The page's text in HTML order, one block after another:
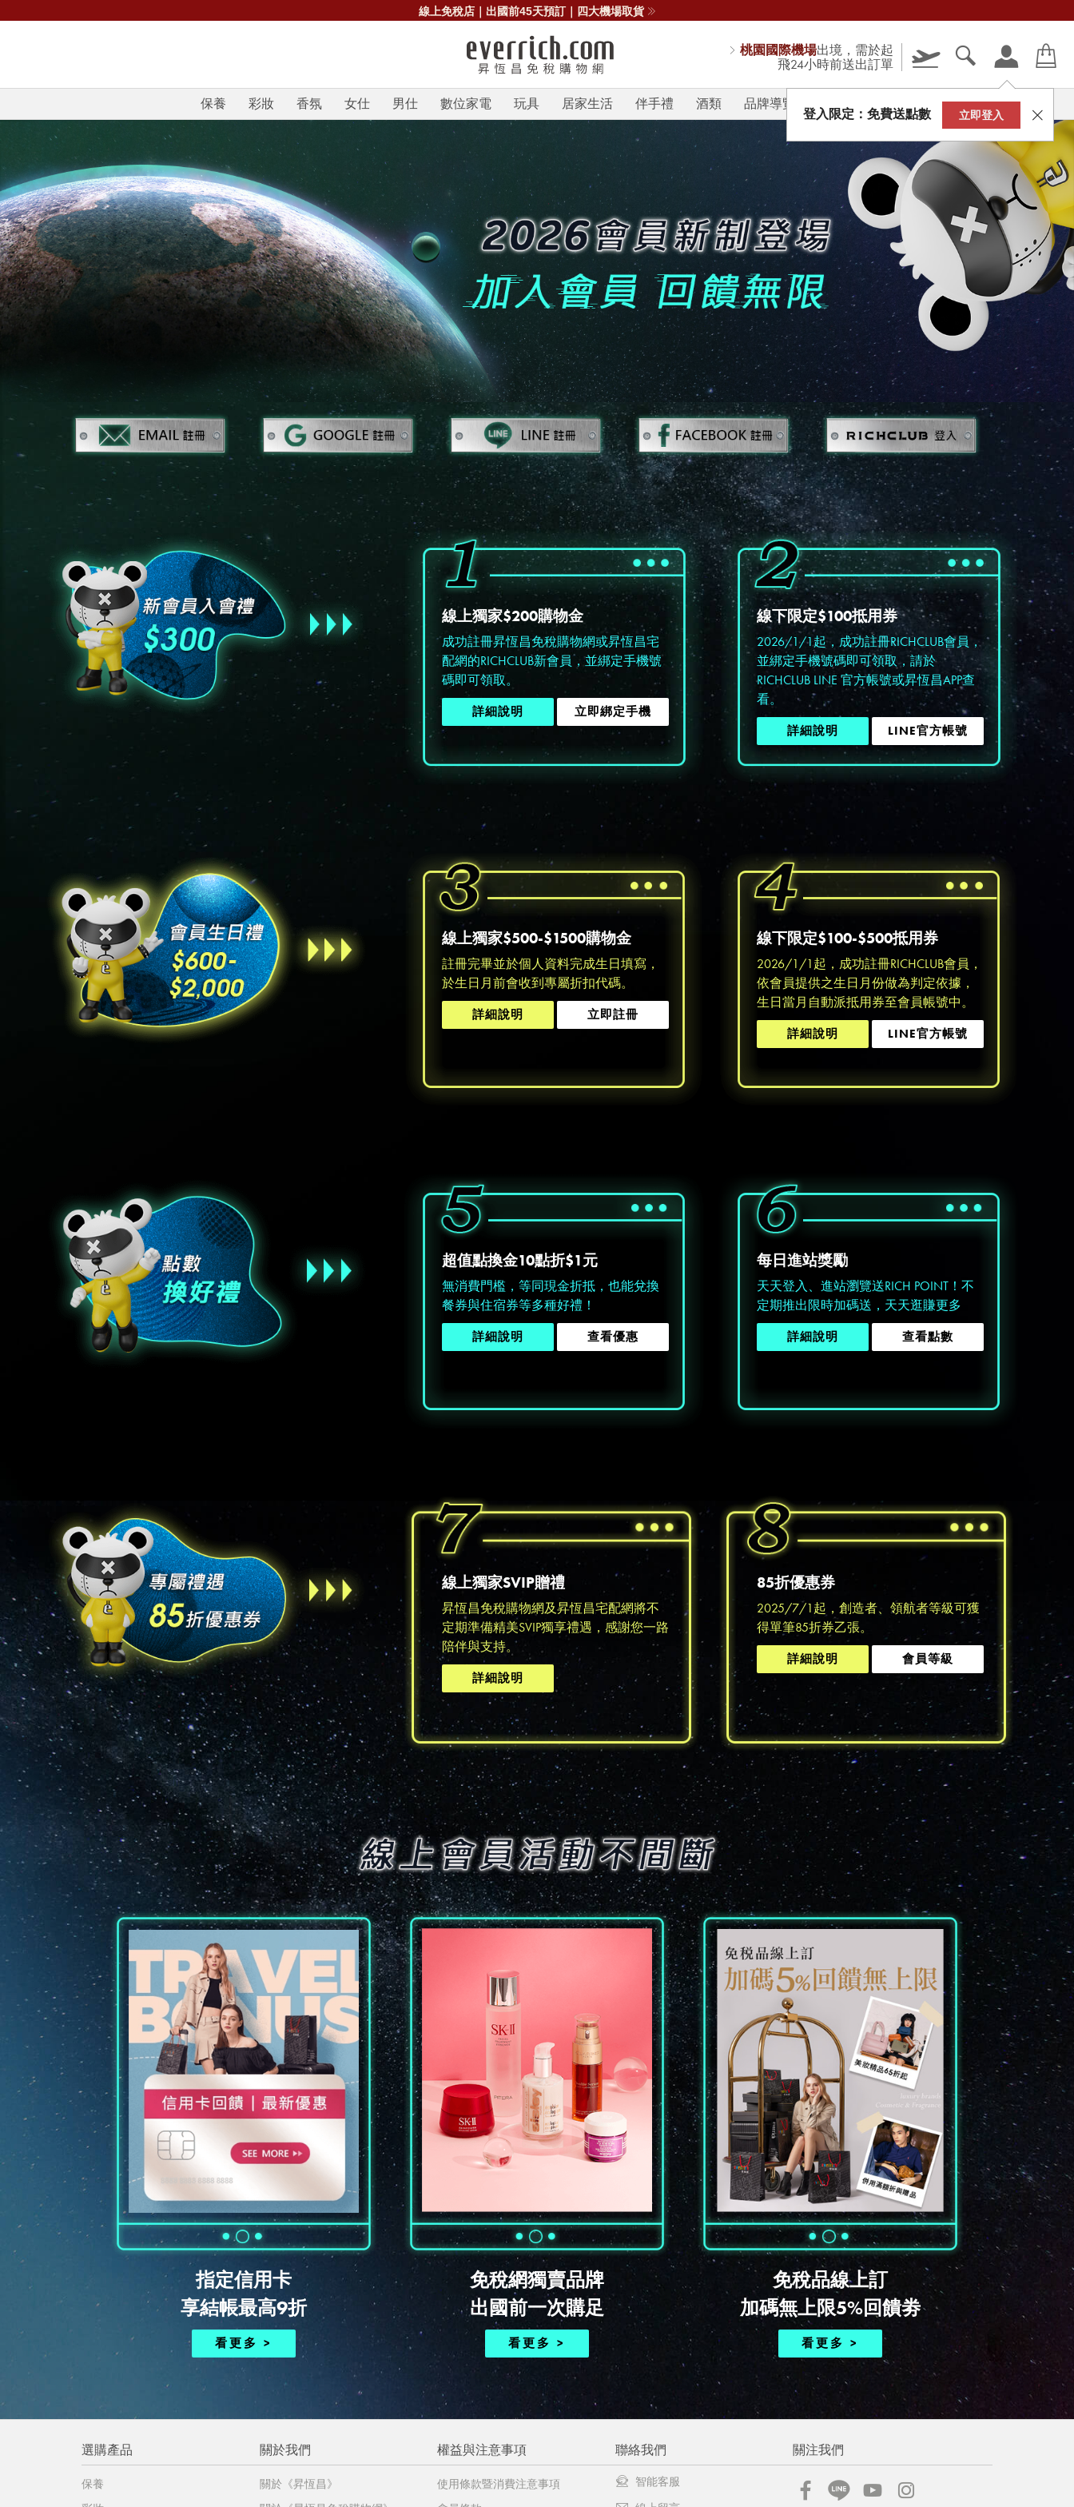
News 台中 / 高雄機場出發，最高贈11,111點
桃園國際機場出境，需於起
飛24小時前送出訂單
登入限定：免費送點數 立即登入
保養 彩妝 香氛 女仕 男仕 數位家電 玩具 居家生活 伴手禮 酒類 品牌導覽 V-STORY
請選擇您的搭機地點
免稅品線上預訂服務限國際線出境旅客
不同機場的下單時間皆不相同，細節或訂購流程指引，請瀏覽
購物流程說
稍後決定
線上獨家$200購物金
成功註冊昇恆昌免稅購物網或昇恆昌宅
配網的RICHCLUB新會員，並綁定手機號
碼即可領取。
詳細說明 立即綁定手機
線下限定$100抵用券
2026/1/1起，成功註冊RICHCLUB會員，
並綁定手機號碼即可領取，請於
RICHCLUB LINE 官方帳號或昇恆昌APP查
看。
詳細說明 LINE官方帳號
線上獨家$500-$1500購物金
註冊完畢並於個人資料完成生日填寫，
於生日月前會收到專屬折扣代碼。
詳細說明 立即註冊
線下限定$100-$500抵用券
2026/1/1起，成功註冊RICHCLUB會員，
依會員提供之生日月份做為判定依據，
生日當月自動派抵用券至會員帳號中。
詳細說明 LINE官方帳號
超值點換金10點折$1元
無消費門檻，等同現金折抵，也能兌換
餐券與住宿券等多種好禮！
詳細說明 查看優惠
每日進站獎勵
天天登入、進站瀏覽送RICH POINT！不
定期推出限時加碼送，天天逛賺更多
詳細說明 查看點數
線上獨家SVIP贈禮
昇恆昌免稅購物網及昇恆昌宅配網將不
定期準備精美SVIP獨享禮遇，感謝您一路
陪伴與支持。
詳細說明
85折優惠券
2025/7/1起，創造者、領航者等級可獲
得單筆85折券乙張。
詳細說明 會員等級
指定信用卡
享結帳最高9折
看更多 >
免稅網獨賣品牌
出國前一次購足
看更多 >
免稅品線上訂
加碼無上限5%回饋劵
看更多 >
選購產品
保養
關於我們
關於《昇恆昌》
權益與注意事項
使用條款暨消費注意事項
聯絡我們
智能客服
關注我們